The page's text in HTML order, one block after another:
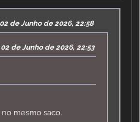
de Junho de 2026, 22:58
de Junho de 2026, 22:53
mesmo saco.